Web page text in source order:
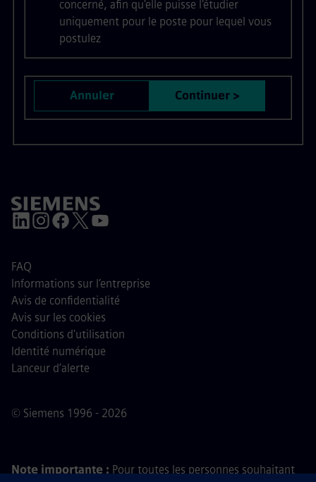
concerné, afin qu'elle puisse l'étudier
uniquement pour le poste pour lequel vous
postulez
Annuler Continuer >
© Siemens 1996 - 2026
FAQ
Informations sur l’entreprise
Avis de confidentialité
Avis sur les cookies
Conditions d'utilisation
Identité numérique
Lanceur d’alerte
Note importante : Pour toutes les personnes souhaitant